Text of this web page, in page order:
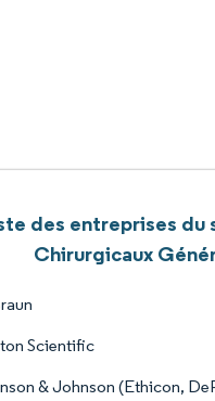
des entreprises
Chirurgicaux
Scientific
& Johnson (Ethicon,